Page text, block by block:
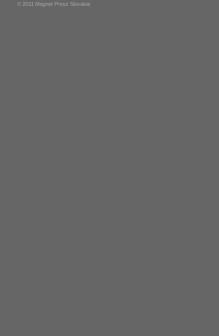
© 2011 Magnet Press Slovakia